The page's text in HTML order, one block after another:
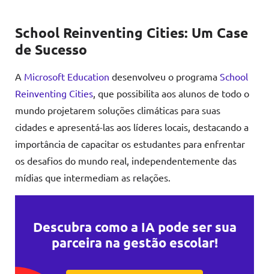
School Reinventing Cities: Um Case
de Sucesso
A Microsoft Education desenvolveu o programa School
Reinventing Cities , que possibilita aos alunos de todo o
mundo projetarem soluções climáticas para suas
cidades e apresentá-las aos líderes locais, destacando a
importância de capacitar os estudantes para enfrentar
os desafios do mundo real, independentemente das
mídias que intermediam as relações.
Descubra como a IA pode ser sua
parceira na gestão escolar!